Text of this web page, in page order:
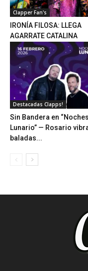
Clapper Fan's
IRONÍA FILOSA: LLEGA
AGARRATE CATALINA
Destacadas Clapps!
Sin Bandera en
Lunario” — Rosario
baladas...